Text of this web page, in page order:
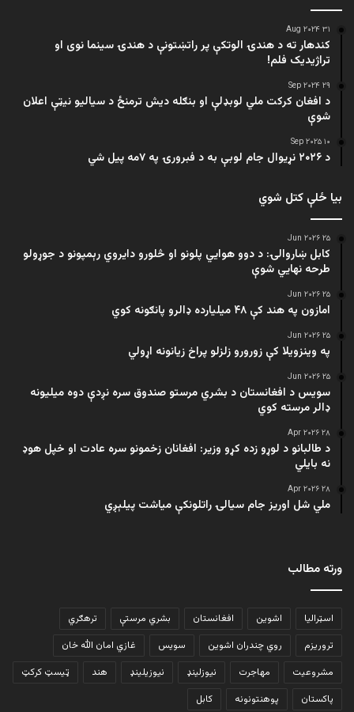
۳۱ Aug ۲۰۲۴
کندهار ته د هندۍ الوتکې پر راتښتونې د هندۍ سینما نوی او
تراژيديک فلم!
۲۹ Sep ۲۰۲۴
د افغان کرکت ملي لوبډلې او بنګله دیش ترمنځ د سیالیو نیټې اعلان
شوې
۱۰ Sep ۲۰۲۵
د ۲۰۲۶ نړیوال جام لوبې به د فبرورۍ په ۷مه پیل شي
بیا ځلې کتل شوي
۲۵ Jun ۲۰۲۶
کابل ښاروالۍ: د دوو هوايي پلونو او څلورو دایروي رېمپونو د جوړولو
طرحه نهایي شوې
۲۵ Jun ۲۰۲۶
امازون په هند کې ۴۸ میلیارده ډالرو پانګونه کوي
۲۵ Jun ۲۰۲۶
په وینزویلا کې زورورو زلزلو پراخ زیانونه اړولي
۲۵ Jun ۲۰۲۶
سویس د افغانستان د بشري مرستو صندوق سره نږدې دوه میلیونه
ډالر مرسته کوي
۲۸ Apr ۲۰۲۶
د طالبانو د لوړو زده کړو وزیر: افغانان زخمونو سره عادت او خپل هوډ
نه بایلي
۲۸ Apr ۲۰۲۶
ملي شل اوریز جام سیالۍ راتلونکې میاشت پیلېږي
ورته مطالب
اسټرالیا اشوین افغانستان بشري مرستې
ترهګري
تروریزم
روي چندران اشوین سویس
غازي امان الله خان
مشروعیت
مهاجرت نیوزلینډ نیوزیلینډ هند
ټیسټ کرکټ
پاکستان
پوهنتونونه کابل